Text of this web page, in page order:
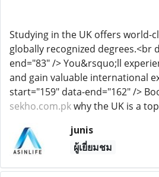
Studying in the UK offers world-
globally recognized degrees.<br
end="83" /> You&rsquo;ll
and gain valuable international
start="159" data-end="162" />
sekho.com.pkwhy the UK is a
junis
ผู้เยี่ยมชม